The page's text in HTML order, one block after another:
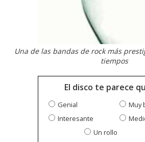
Una de las bandas de rock más
tiempos
El disco te parece
Genial
Muy
Interesante
Un rollo